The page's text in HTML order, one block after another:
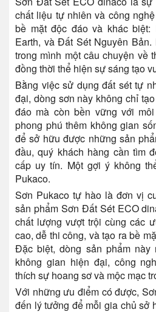
chất liệu tự nhiên và công
bề mặt độc đáo và khác biệt:
Earth, và Đất Sét Nguyên
trong mình một câu chuyện về
đồng thời thể hiện sự sáng tạo
Bằng việc sử dụng đất sét tự
đại, dòng sơn này không chỉ
đáo mà còn bền vững với
phong phú thêm không gian
để sở hữu được những sản
đầu, quý khách hàng cần tìm
cấp uy tín. Một gợi ý không
Pukaco.
Sơn Pukaco tự hào là đơn vị
sản phẩm Sơn Đất Sét ECO
chất lượng vượt trội cùng các
cao, dễ thi công, và tạo ra bề
Đặc biệt, dòng sản phẩm này
không gian hiện đại, công
thích sự hoang sơ và mộc mạc
Với những ưu điểm có được,
đến lý tưởng để mỗi gia chủ sở